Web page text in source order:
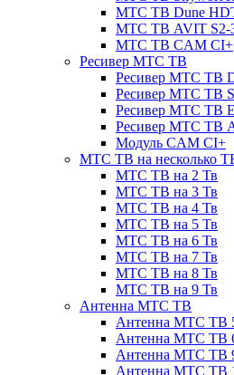
МТС ТВ Dune
МТС ТВ AVIT S2-
МТС ТВ CAM CI+
Ресивер МТС ТВ
Ресивер МТС ТВ
Ресивер МТС ТВ
Ресивер МТС ТВ
Ресивер МТС ТВ
Модуль CAM CI+
МТС ТВ на несколько
МТС ТВ на 2 Тв
МТС ТВ на 3 Тв
МТС ТВ на 4 Тв
МТС ТВ на 5 Тв
МТС ТВ на 6 Тв
МТС ТВ на 7 Тв
МТС ТВ на 8 Тв
МТС ТВ на 9 Тв
Антенна МТС ТВ
Антенна МТС ТВ
Антенна МТС ТВ
Антенна МТС ТВ
Антенна МТС ТВ